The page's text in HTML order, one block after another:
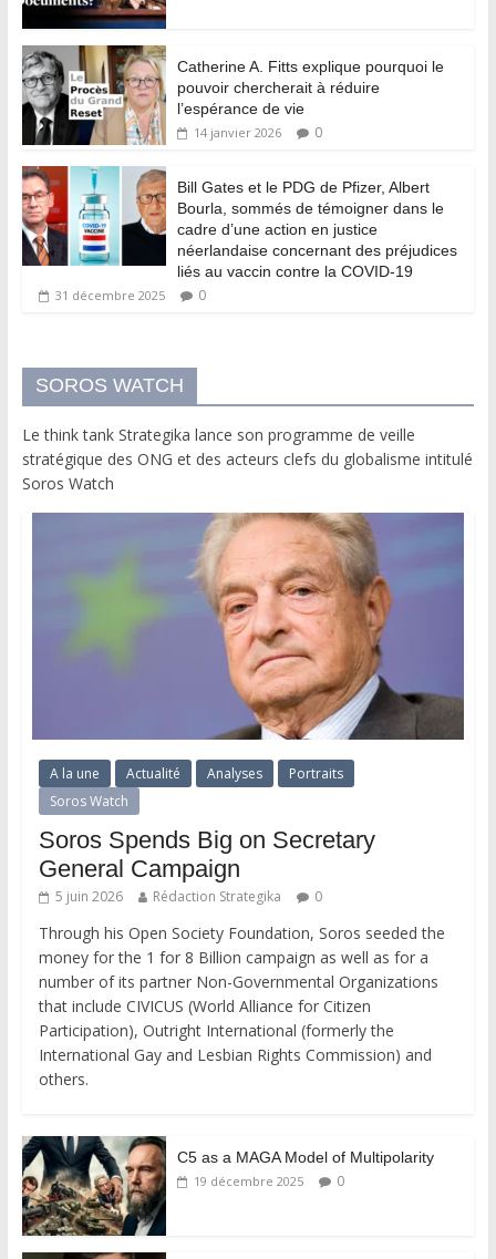
Catherine A. Fitts explique pourquoi le
pouvoir chercherait à réduire
l’espérance de vie
14 janvier 2026 0
Bill Gates et le PDG de Pfizer, Albert
Bourla, sommés de témoigner dans le
cadre d’une action en justice
néerlandaise concernant des préjudices
liés au vaccin contre la COVID-19
31 décembre 2025 0
SOROS WATCH
Le think tank Strategika lance son programme de veille
stratégique des ONG et des acteurs clefs du globalisme intitulé
Soros Watch
A la une Actualité Analyses
Portraits
Soros Watch
Soros Spends Big on Secretary
General Campaign
5 juin 2026 Rédaction Strategika 0
Through his Open Society Foundation, Soros seeded the
money for the 1 for 8 Billion campaign as well as for a
number of its partner Non-Governmental Organizations
that include CIVICUS (World Alliance for Citizen
Participation), Outright International (formerly the
International Gay and Lesbian Rights Commission) and
others.
C5 as a MAGA Model of Multipolarity
19 décembre 2025 0